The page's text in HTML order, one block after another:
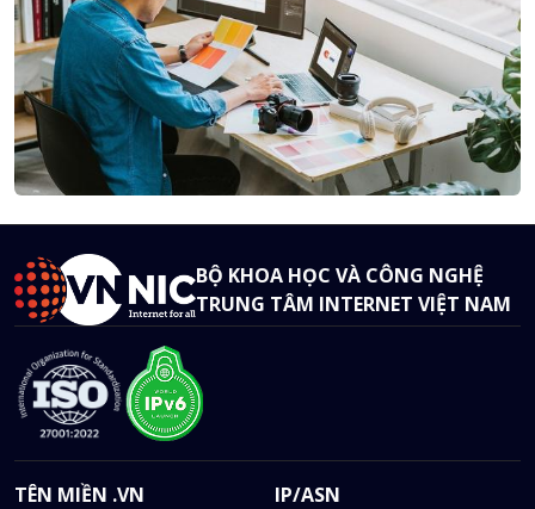
BỘ KHOA HỌC VÀ CÔNG NGHỆ
TRUNG TÂM INTERNET VIỆT NAM
TÊN MIỀN .VN IP/ASN